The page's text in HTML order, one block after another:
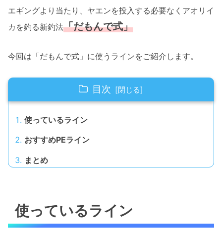
エギングより当たり、ヤエンを投入する必要なくアオリイ
カを釣る新釣法「だもんで式」
今回は「だもんで式」に使うラインをご紹介します。
目次
使っているライン
おすすめPEライン
まとめ
使っているライン